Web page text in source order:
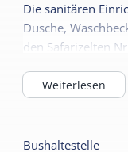
Die sanitären
Dusche,
den Safarizelten
dieWeiterlesen
Bushaltestelle